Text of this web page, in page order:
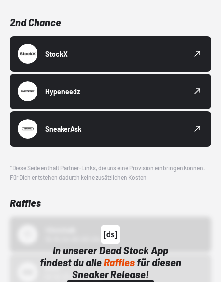
2nd Chance
StockX
Hypeneedz
SneakerAsk
*Diese Seite enthält Partner-Links, die uns eine Provision einbringen können.
Für Dich entstehen dadurch keine zusätzlichen Kosten.
Raffles
In unserer Dead Stock App
findest du alleRafflesfür diesen
Sneaker Release!
Bstn
01.10.22 00:00 Uhr